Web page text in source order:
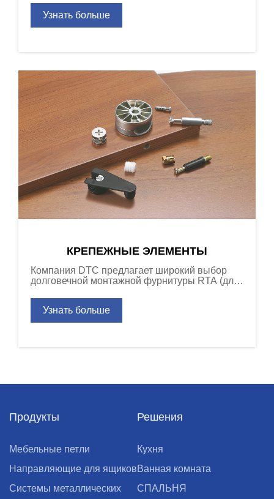
DTC. Все новейшие функции, которые
определяют современные тенденции в
разработке ящиков, позволяют клиенту
Узнать больше
КРЕПЕЖНЫЕ ЭЛЕМЕНТЫ
Компания DTC предлагает широкий выбор
долговечной монтажной фурнитуры RTA (для
мебели.
Узнать больше
Продукты
Мебельные петли
Направляющие для ящиков
Cистемы металлических
Решения
Кухня
Ванная комната
СПАЛЬНЯ